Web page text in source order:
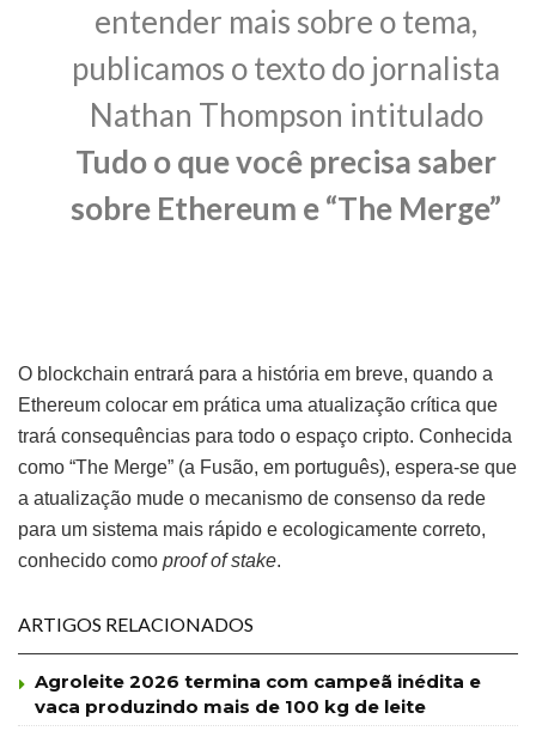
entender mais sobre o tema,
publicamos o texto do jornalista
Nathan Thompson intitulado
Tudo o que você precisa saber
sobre Ethereum e “The Merge”
O blockchain entrará para a história em breve, quando a
Ethereum colocar em prática uma atualização crítica que
trará consequências para todo o espaço cripto. Conhecida
como “The Merge” (a Fusão, em português), espera-se que
a atualização mude o mecanismo de consenso da rede
para um sistema mais rápido e ecologicamente correto,
conhecido como proof of stake.
ARTIGOS RELACIONADOS
Agroleite 2026 termina com campeã inédita e
vaca produzindo mais de 100 kg de leite